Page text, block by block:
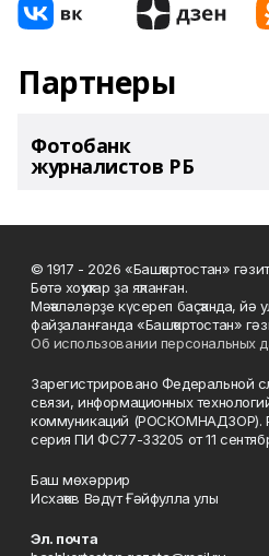
Партнеры
Фотобанк
журналистов РБ
© 1917 - 2026 «Башҡортостан»
Бөтә хоҡуҡтар ҙа яҡланған.
Мәҡәләләрҙе күсереп баҫҡанда, йә
файҙаланғанда «Башҡортостан»
Об использовании персональных
Зарегистрировано Федеральной
связи, информационных
коммуникаций (РОСКОМНАДЗОР).
серия ПИ ФС77-33205 от 11
Баш мөхәррир
Исхаҡов Вәдүт Ғәйфулла улы
Эл. почта